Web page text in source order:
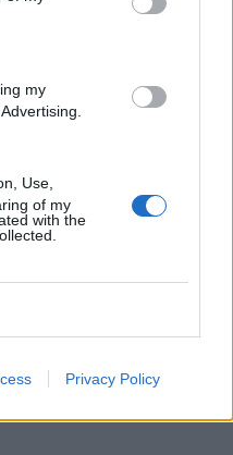
of my
with the
Privacy Policy